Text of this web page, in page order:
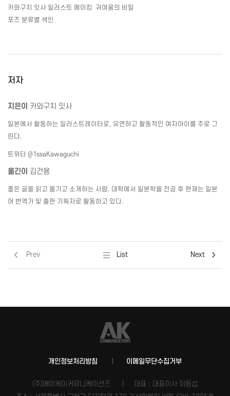
카와구치 잇사 일러스트 메이킹
귀여움의 비밀
포즈 분류별 색인
저자
지은이 카와구치 잇사
일본에서 활동하는 일러스트레이터로, 유연하고 활동적인 여자아이를 주로 그
린다.
트위터 @1ssaKawaguchi
옮긴이 김건용
좋은 글을 읽고 옮기고 소개하는 사람. 대학에서 일본학을 전공 후 현재는 일본
어 번역가 및 출판 기획자로 활동하고 있다.
Prev List Next
개인정보처리방침 이메일무단수집거부
(주)에이케이커뮤니케이션즈
대표 : 대표이사 이동섭